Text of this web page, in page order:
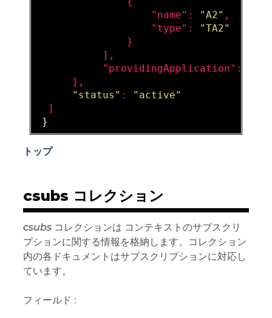
                   "
name": "A2" ,
                   "
type":
"TA2"
}
           ]
,
           "
providingApplication":
},
"status" :
"active"
  ]
トップ
csubs コレクション
csubsコレクションは コンテキストのサブスクリ
プションに関する情報を格納します。コレクション
内の各ドキュメントはサブスクリプションに対応し
ています。
フィールド :